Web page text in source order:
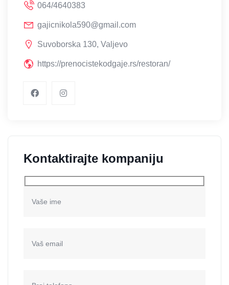
064/4640383
gajicnikola590@gmail.com
Suvoborska 130, Valjevo
https://prenocistekodgaje.rs/restoran/
Kontaktirajte kompaniju